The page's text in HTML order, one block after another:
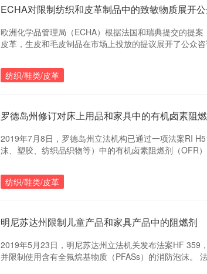
ECHA对限制纺织和皮革制品中的致敏物质展开
欧洲化学品管理局（ECHA）根据法国和瑞典提交的提
皮革，生皮和毛皮制品在市场上投放的提议展开了公众
纺织/鞋类/皮革
罗德岛州修订对床上用品和家具中的有机卤素阻
2019年7月8日，罗德岛州立法机构已通过一项法案RI
沫、塑胶、纺织品织物等）中的有机卤素阻燃剂（OFR
纺织/鞋类/皮革
明尼苏达州限制儿童产品和家具产品中的阻燃剂
2019年5月23日，明尼苏达州立法机关发布法案HF 359
并限制使用含有全氟烷基物质（PFASs）的消防泡沫。